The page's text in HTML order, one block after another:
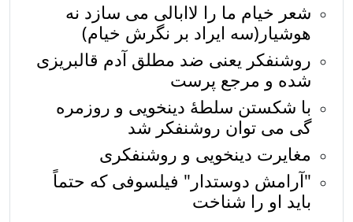
شعر خیام ما را لاابالی می سازد نه
هوشیار(سه ایراد بر نگرش خیام)
روشنفکر یعنی ضد مطلق آدم قالبریزی
شده و مرجع پرست
با شکستن سلطۀ دینخویی و روزمره
گی می توان روشنفکر شد
مغایرت دینخویی و روشنفکری
"آرامش دوستدار" فیلسوفی که حتماً
باید او را شناخت